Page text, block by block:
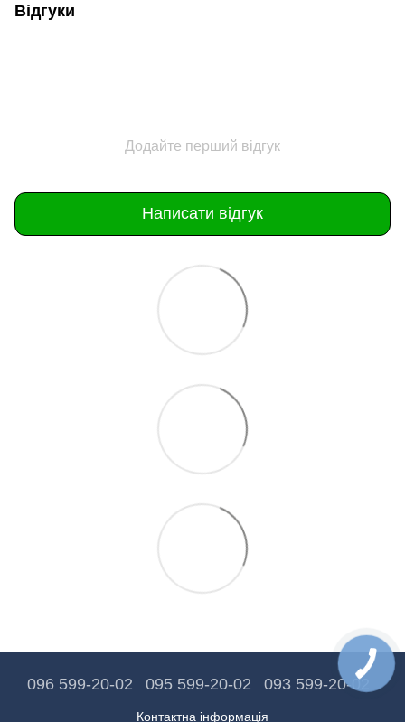
Відгуки
Додайте перший відгук
Написати відгук
096 599-20-02 095 599-20-02 093 599-20-02
Контактна інформація